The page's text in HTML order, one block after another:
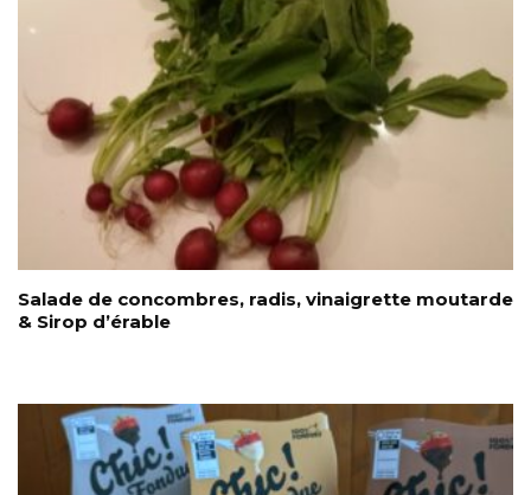
Salade de concombres, radis, vinaigrette moutarde
& Sirop d’érable